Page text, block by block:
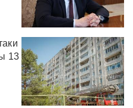
13